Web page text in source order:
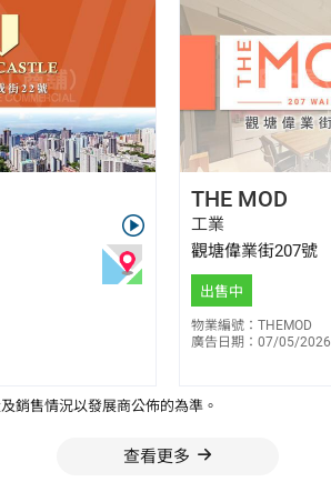
E-101298
THE MOD
工業
觀塘偉業街207號
出售中
物業編號：THEMOD
廣告日期：07/05/2026
銷售情況以發展商公佈的為準。
查看更多